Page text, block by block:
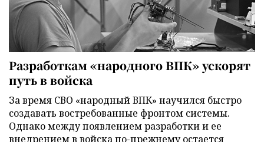
Разработкам «народного ВПК» ускорят
путь в войска
За время СВО «народный ВПК» научился быстро
создавать востребованные фронтом системы.
Однако между появлением разработки и ее
внедрением в войска по-прежнему остается